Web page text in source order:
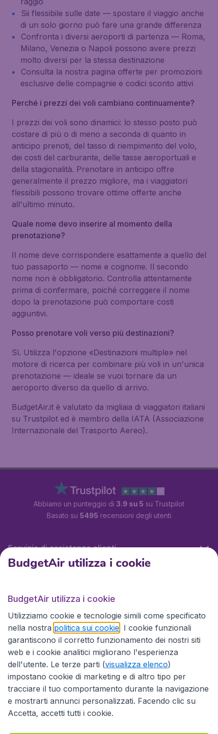
Sii flessibile sulle date — spostare il viaggio anche
di un solo giorno può fare una grande differenza
Confronta i diversi aeroporti di partenza — Roma,
Milano, Venezia o Napoli possono avere prezzi
molto diversi per la stessa destinazione
Consulta la nostra pagina offerte per promozioni
esclusive delle compagnie e codici sconto attivi
Perché i prezzi dei voli cambiano continuamente?
I prezzi dei voli sono dinamici: lo stesso posto può
costare di più o di meno a seconda di quanto in
anticipo prenoti, del tasso di riempimento del volo,
dei costi del carburante, delle tasse aeroportuali e
della stagionalità. Prenotare in anticipo offre
generalmente il prezzo migliore, ma i viaggiatori
flessibili possono trovare ottime offerte anche
all'ultimo minuto.
Quale nome devo inserire al momento della
prenotazione?
Il nome deve corrispondere esattamente a quello del
tuo passaporto — nome e cognome. Il secondo
nome non è obbligatorio. Controlla attentamente
prima di confermare, poiché correggere il nome
dopo la prenotazione può comportare costi
aggiuntivi.
Posso prenotare voli verso più destinazioni?
Sì. Utilizza l'opzione «Destinazioni multiple» nel
motore di ricerca per combinare più voli in un'unica
prenotazione — ideale se vuoi tornare da un
aeroporto diverso da quello di arrivo.
BudgetAir.it è valutato da migliaia di viaggiatori italiani
su Trustpilot ed è membro della IATA (Associazione
Internazionale del Trasporto Aereo).
Abbiamo un punteggio di 3.9 su 5 su Trustpilot
Basato su 5495 recensioni degli utenti
Servizio di assistenza clienti
Siti internazionali
BudgetAir utilizza i cookie
BudgetAir utilizza i cookie
Utilizziamo cookie e tecnologie simili come specificato
nella nostra politica sui cookie . I cookie funzionali
garantiscono il corretto funzionamento dei nostri siti
web e i cookie analitici migliorano l'esperienza
dell'utente. Le terze parti (visualizza elenco)
impostano cookie di marketing e di altro tipo per
tracciare il tuo comportamento durante la navigazione
e mostrarti annunci personalizzati. Facendo clic su
Accetta, accetti tutti i cookie.